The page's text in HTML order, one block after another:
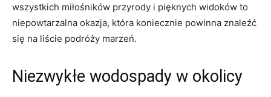
wszystkich miłośników ‍przyrody‌ i pięknych widoków to
niepowtarzalna okazja,⁤ która koniecznie powinna znaleźć
się na‌ liście⁣ podróży marzeń.
Niezwykłe wodospady​ w okolicy